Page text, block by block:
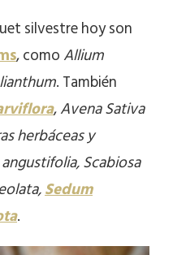
silvestre hoy son
, comoAllium
. También
,Avena Sativa
herbáceas y
Scabiosa
Sedum
.